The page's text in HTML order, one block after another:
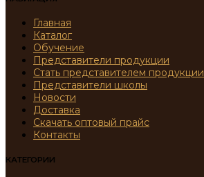
Главная
Каталог
Обучение
Представители продукции
Стать представителем продукции
Представители школы
Новости
Доставка
Скачать оптовый прайс
Контакты
КАТЕГОРИИ